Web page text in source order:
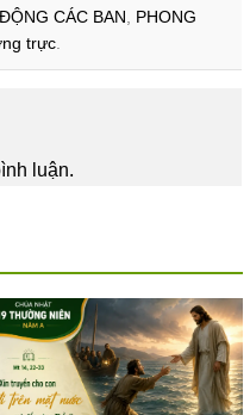
CÁC BAN, PHONG
trực.
luận.